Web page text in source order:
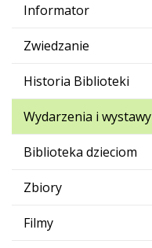
Informator
Zwiedzanie
Historia Biblioteki
Wydarzenia i wystawy
Biblioteka dzieciom
Zbiory
Filmy